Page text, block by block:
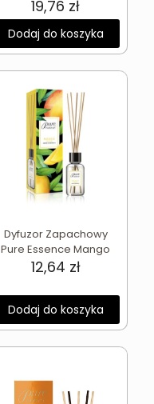
19,76 zł
Dodaj do koszyka
Dyfuzor Zapachowy
Pure Essence Mango
12,64 zł
Dodaj do koszyka